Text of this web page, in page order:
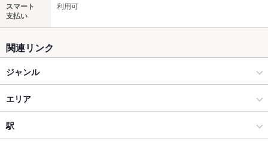
スマート
支払い
利用可
関連リンク
ジャンル
居酒屋
創作
エリア
秋田町
駅